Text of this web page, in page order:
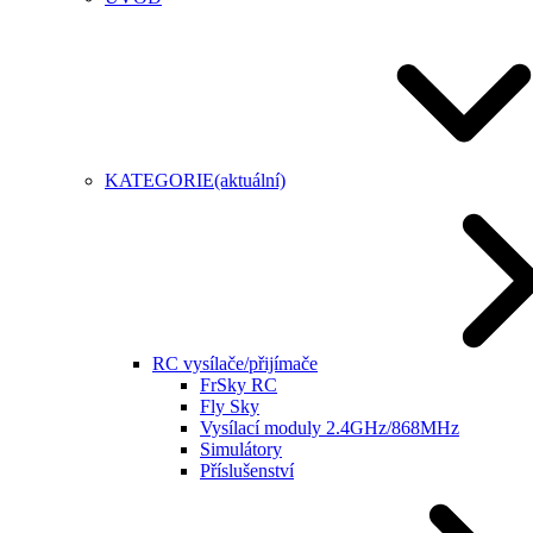
KATEGORIE(aktuální)
RC vysílače/přijímače
FrSky RC
Fly Sky
Vysílací moduly 2.4GHz/868MHz
Simulátory
Příslušenství